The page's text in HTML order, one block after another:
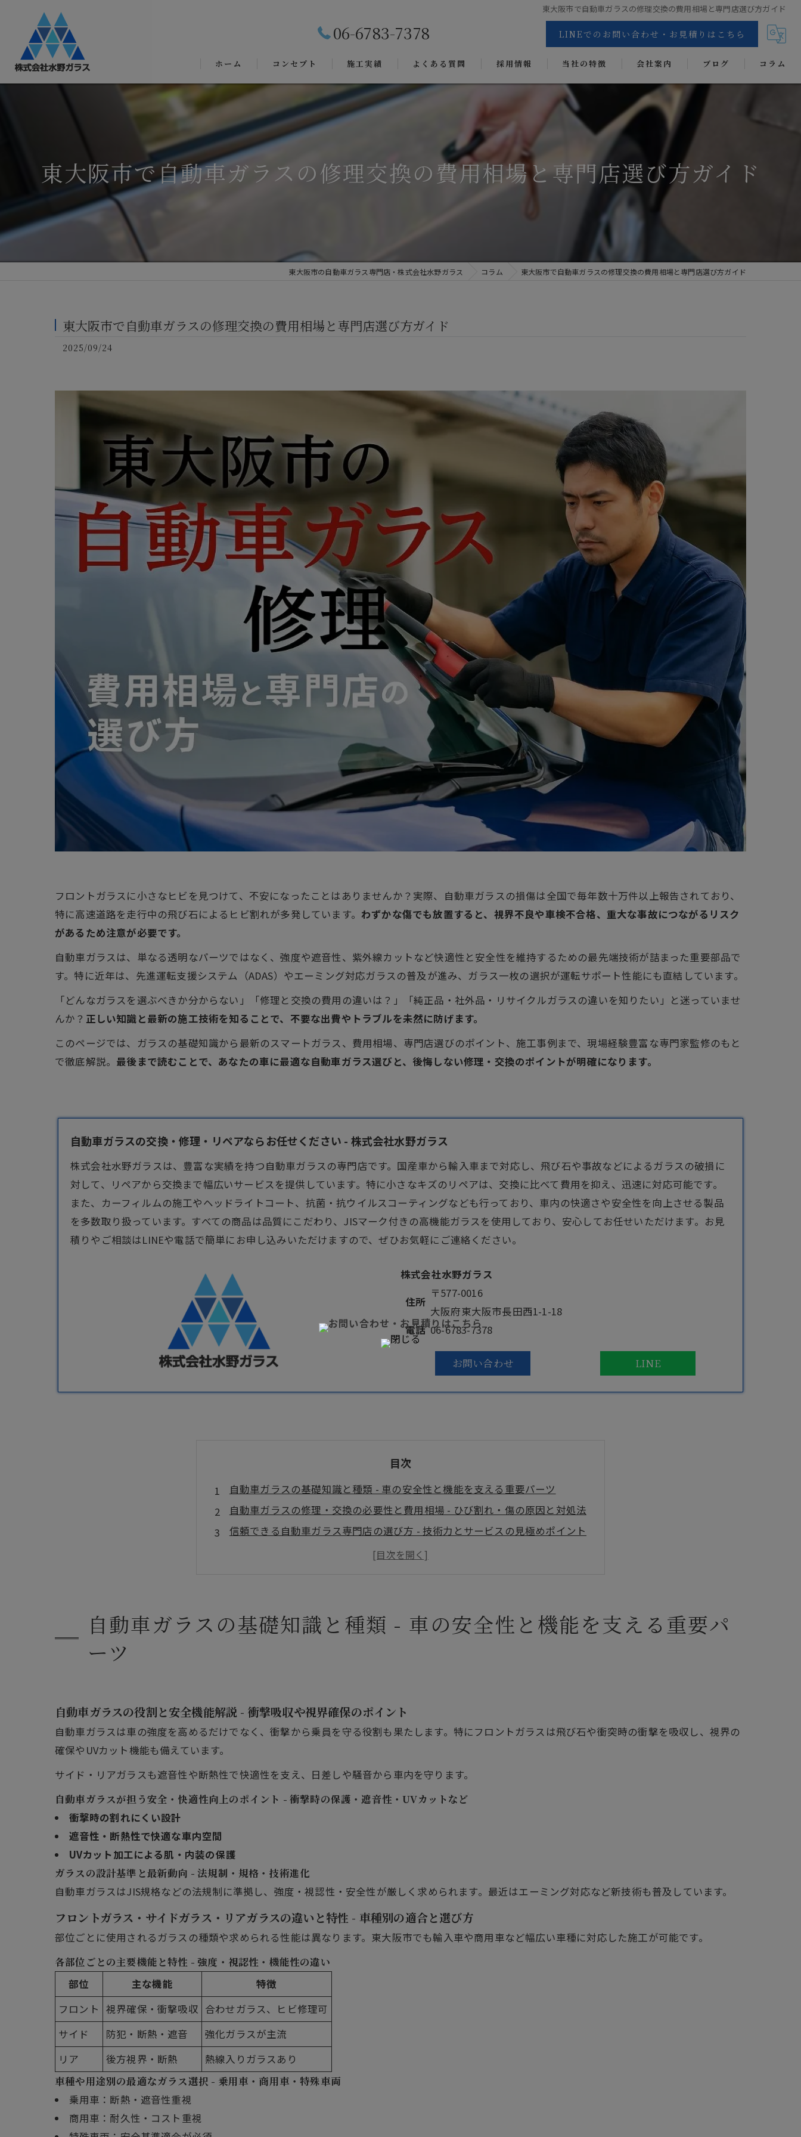
東大阪市で自動車ガラスの修理交換の費用相場と専門店選び方ガイド
06-6783-7378 LINEでのお問い合わせ・お見積りはこちら
ホーム コンセプト 施工実績 よくある質問 採用情報 当社の特徴
交換
カーフィルム
抗菌・抗ウイルス・消臭・防カビコーティング
ヘッドライトコート
ディンプルアート
会社案内 ブログ コラム
東大阪市で自動車ガラスの修理交換の費用相場と専門店選び方ガイド
東大阪市の自動車ガラス専門店・株式会社水野ガラス コラム 東大阪市で自動車ガラスの修理交換の費用相場と専門店選び方ガイド
東大阪市で自動車ガラスの修理交換の費用相場と専門店選び方ガイド
2025/09/24
フロントガラスに小さなヒビを見つけて、不安になったことはありませんか？実際、自動車ガラスの損傷は全国で毎年数十万件以上報告されており、
特に高速道路を走行中の飛び石によるヒビ割れが多発しています。 わずかな傷でも放置すると、視界不良や車検不合格、重大な事故につながるリスク
があるため注意が必要です。
自動車ガラスは、単なる透明なパーツではなく、強度や遮音性、紫外線カットなど快適性と安全性を維持するための最先端技術が詰まった重要部品で
す。特に近年は、先進運転支援システム（ADAS）やエーミング対応ガラスの普及が進み、ガラス一枚の選択が運転サポート性能にも直結しています。
「どんなガラスを選ぶべきか分からない」「修理と交換の費用の違いは？」「純正品・社外品・リサイクルガラスの違いを知りたい」と迷っていませ
んか？ 正しい知識と最新の施工技術を知ることで、不要な出費やトラブルを未然に防げます。
このページでは、ガラスの基礎知識から最新のスマートガラス、費用相場、専門店選びのポイント、施工事例まで、現場経験豊富な専門家監修のもと
で徹底解説。 最後まで読むことで、あなたの車に最適な自動車ガラス選びと、後悔しない修理・交換のポイントが明確になります。
自動車ガラスの交換・修理・リペアならお任せください - 株式会社水野ガラス
株式会社水野ガラスは、豊富な実績を持つ自動車ガラスの専門店です。国産車から輸入車まで対応し、飛び石や事故などによるガラスの破損に
対して、リペアから交換まで幅広いサービスを提供しています。特に小さなキズのリペアは、交換に比べて費用を抑え、迅速に対応可能です。
また、カーフィルムの施工やヘッドライトコート、抗菌・抗ウイルスコーティングなども行っており、車内の快適さや安全性を向上させる製品
を多数取り扱っています。すべての商品は品質にこだわり、JISマーク付きの高機能ガラスを使用しており、安心してお任せいただけます。お見
積りやご相談はLINEや電話で簡単にお申し込みいただけますので、ぜひお気軽にご連絡ください。
株式会社水野ガラス
住所
〒577-0016
大阪府東大阪市長田西1-1-18
電話 06-6783-7378
お問い合わせ LINE
目次
自動車ガラスの基礎知識と種類 - 車の安全性と機能を支える重要パーツ
自動車ガラスの修理・交換の必要性と費用相場 - ひび割れ・傷の原因と対処法
信頼できる自動車ガラス専門店の選び方 - 技術力とサービスの見極めポイント
快適性向上と美観維持のための最新自動車ガラスサービス
施工の流れとアフターサービス - 安心のサポート体制を詳解
会社概要
自動車ガラスの基礎知識と種類 - 車の安全性と機能を支える重要パ
ーツ
自動車ガラスの役割と安全機能解説 - 衝撃吸収や視界確保のポイント
自動車ガラスは車の強度を高めるだけでなく、衝撃から乗員を守る役割も果たします。特にフロントガラスは飛び石や衝突時の衝撃を吸収し、視界の
確保やUVカット機能も備えています。
サイド・リアガラスも遮音性や断熱性で快適性を支え、日差しや騒音から車内を守ります。
自動車ガラスが担う安全・快適性向上のポイント - 衝撃時の保護・遮音性・UVカットなど
衝撃時の割れにくい設計
遮音性・断熱性で快適な車内空間
UVカット加工による肌・内装の保護
ガラスの設計基準と最新動向 - 法規制・規格・技術進化
自動車ガラスはJIS規格などの法規制に準拠し、強度・視認性・安全性が厳しく求められます。最近はエーミング対応など新技術も普及しています。
フロントガラス・サイドガラス・リアガラスの違いと特性 - 車種別の適合と選び方
部位ごとに使用されるガラスの種類や求められる性能は異なります。東大阪市でも輸入車や商用車など幅広い車種に対応した施工が可能です。
各部位ごとの主要機能と特性 - 強度・視認性・機能性の違い
部位
主な機能
特徴
フロント 視界確保・衝撃吸収 合わせガラス、ヒビ修理可
サイド
防犯・断熱・遮音
強化ガラスが主流
リア
後方視界・断熱
熱線入りガラスあり
車種や用途別の最適なガラス選択 - 乗用車・商用車・特殊車両
乗用車：断熱・遮音性重視
商用車：耐久性・コスト重視